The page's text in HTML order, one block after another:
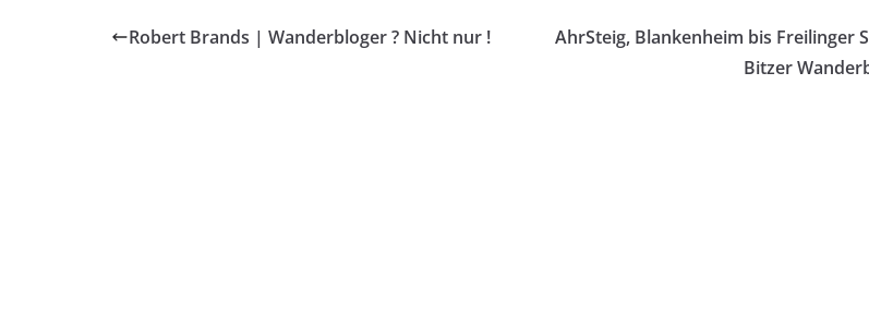
Robert Brands | Wanderbloger ? Nicht nur !
AhrSteig, Blankenheim bis Freilinger
Bitzer